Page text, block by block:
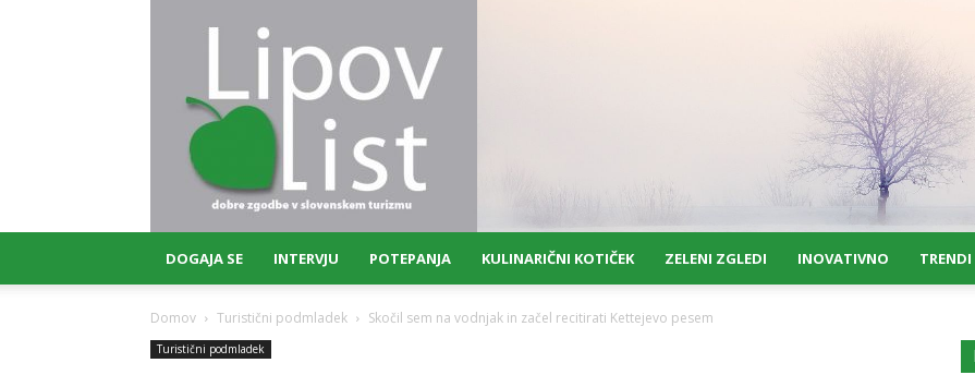
DOGAJA SE INTERVJU POTEPANJA KULINARIČNI KOTIČEK ZELENI ZGLEDI INOVATIVNO TRENDI
Domov Turistični podmladek Skočil sem na vodnjak in začel recitirati Kettejevo pesem
Turistični podmladek